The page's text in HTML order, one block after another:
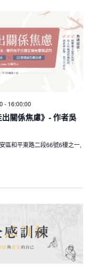
關係焦慮》- 作者吳
- 16:00:00
區和平東路二段66號6樓之一,